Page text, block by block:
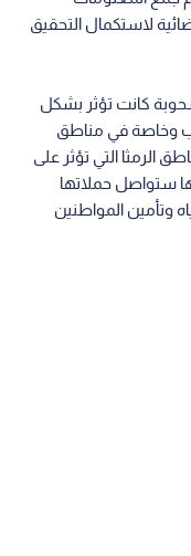
لاستكمال التحقيق
كانت تؤثر بشكل
وخاصة في مناطق
الرمثا التي تؤثر على
ستواصل حملاتها
وتأمين المواطنين